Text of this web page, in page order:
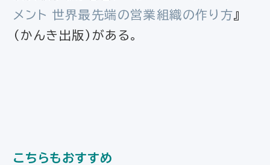
メント 世界最先端の営業組織の作り方 』
（かんき出版）がある。
こちらもおすすめ